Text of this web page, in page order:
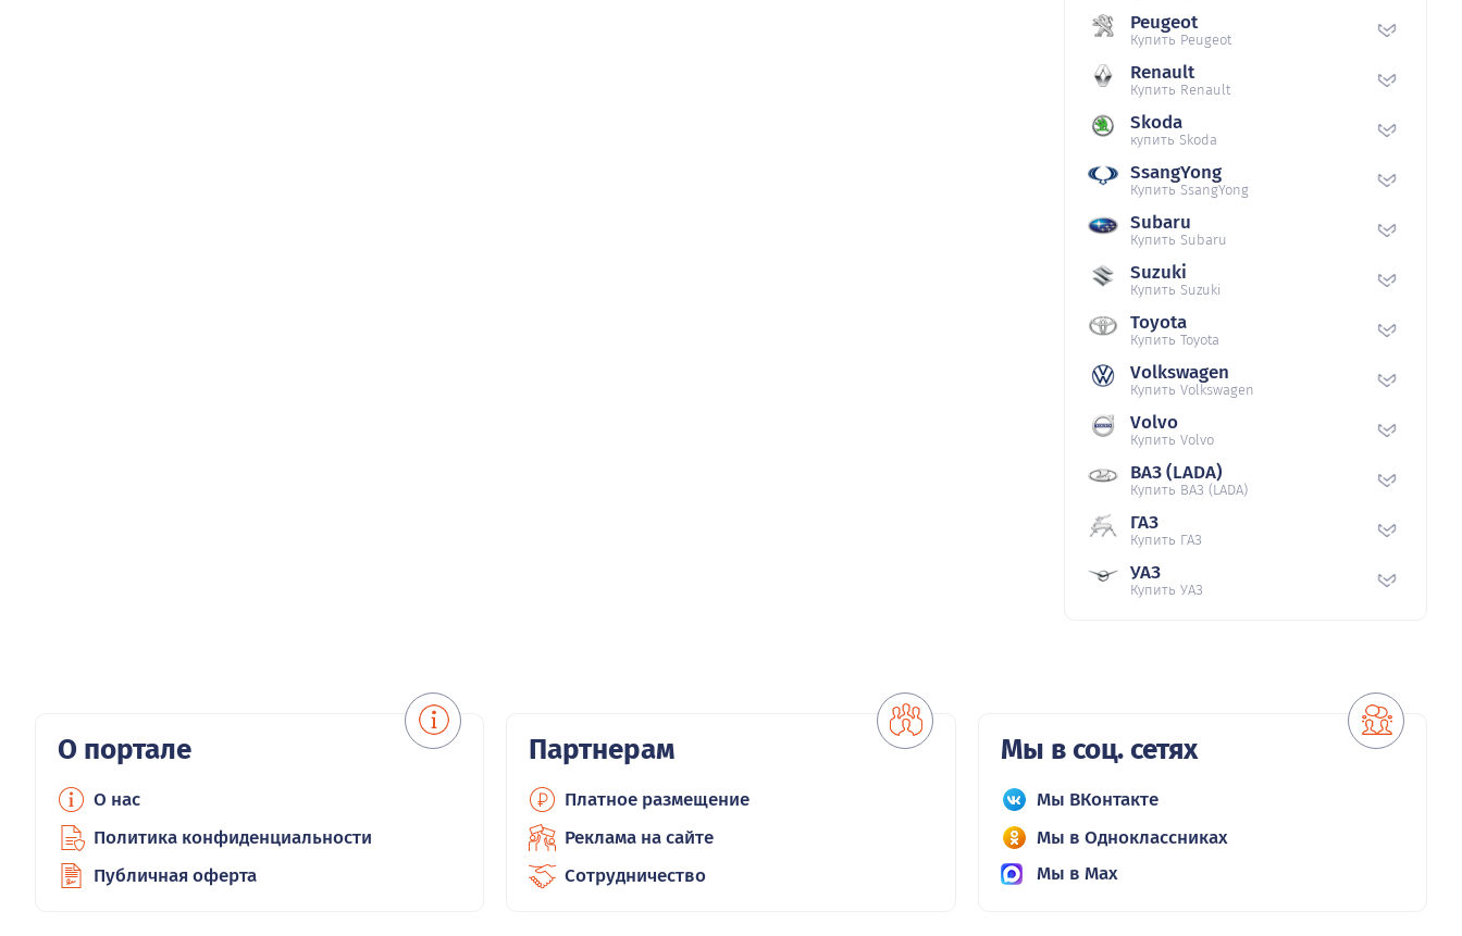
Peugeot
Купить Peugeot
Renault
Купить Renault
Skoda
купить Skoda
SsangYong
Купить SsangYong
Subaru
Купить Subaru
Suzuki
Купить Suzuki
Toyota
Купить Toyota
Volkswagen
Купить Volkswagen
Volvo
Купить Volvo
ВАЗ (LADA)
Купить ВАЗ (LADA)
ГАЗ
Купить ГАЗ
УАЗ
Купить УАЗ
О портале
О нас
Политика конфиденциальности
Публичная оферта
Партнерам
Платное размещение
Реклама на сайте
Сотрудничество
Мы в соц. сетях
Мы ВКонтакте
Мы в Одноклассниках
Мы в Max